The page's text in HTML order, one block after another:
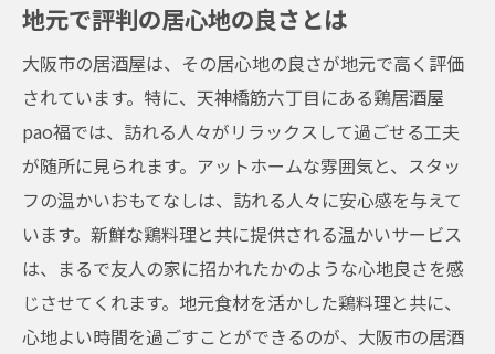
居心地の良さと美味しさが魅力の大阪市の注目
居酒屋
大阪市内の居酒屋が提供する居心地
心地よさを追求した空間設計
訪れるたびに新しい発見がある店
居酒屋での心温まるエピソード
常連客が集う理由
居心地の良さがもたらす効果
リラックスできる居酒屋選びのポイントとおす
地元で評判の居心地の良さとは
大阪市の居酒屋は、その居心地の良さが地元で高く評価
されています。特に、天神橋筋六丁目にある鶏居酒屋
pao福では、訪れる人々がリラックスして過ごせる工夫
が随所に見られます。アットホームな雰囲気と、スタッ
フの温かいおもてなしは、訪れる人々に安心感を与えて
います。新鮮な鶏料理と共に提供される温かいサービス
は、まるで友人の家に招かれたかのような心地良さを感
じさせてくれます。地元食材を活かした鶏料理と共に、
心地よい時間を過ごすことができるのが、大阪市の居酒